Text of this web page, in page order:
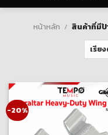
หน้าหลัก / สินค้าที่มีป้
-20%